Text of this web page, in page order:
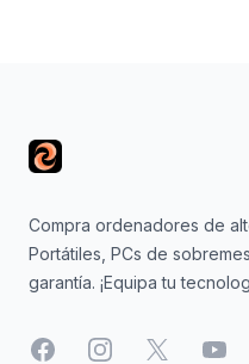
Compra ordenadores de
Portátiles, PCs de
garantía. ¡Equipa tu
FacebookInstagram
X